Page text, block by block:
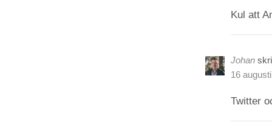
Kul att
Johan
16
Twitter